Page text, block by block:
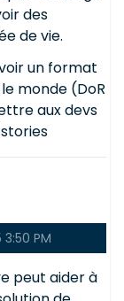
des
de vie.
un format
monde (DoR
aux devs
3:50 PM
peut aider à